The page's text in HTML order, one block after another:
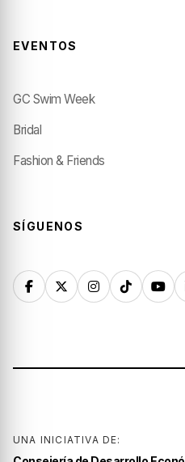
EVENTOS
GC Swim Week
Bridal
Fashion & Friends
SÍGUENOS
UNA INICIATIVA DE: